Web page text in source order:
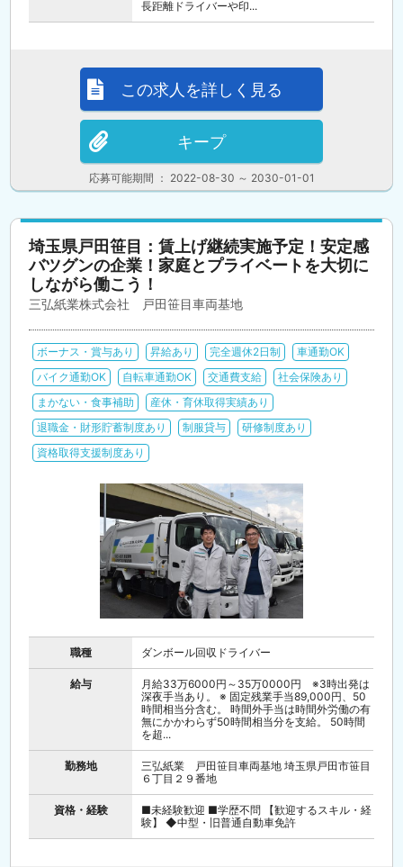
長距離ドライバーや印...
応募可能期間 ： 2022-08-30 ～ 2030-01-01
この求人を詳しく見る
キープ
埼玉県戸田笹目：賃上げ継続実施予定！安定感
バツグンの企業！家庭とプライベートを大切に
しながら働こう！
三弘紙業株式会社 戸田笹目車両基地
ボーナス・賞与あり 昇給あり 完全週休2日制
車通勤OK
バイク通勤OK
自転車通勤OK 交通費支給
社会保険あり
まかない・食事補助
産休・育休取得実績あり
退職金・財形貯蓄制度あり
制服貸与
研修制度あり
資格取得支援制度あり
職種 ダンボール回収ドライバー
給与
月給33万6000円～35万0000円 ※3時出発は
深夜手当あり。 ※ 固定残業手当89,000円、50
時間相当分含む。 時間外手当は時間外労働の有
無にかかわらず50時間相当分を支給。 50時間
を超...
勤務地
三弘紙業 戸田笹目車両基地 埼玉県戸田市笹目
６丁目２９番地
資格・経験
■未経験歓迎 ■学歴不問 【歓迎するスキル・経
験】 ◆中型・旧普通自動車免許